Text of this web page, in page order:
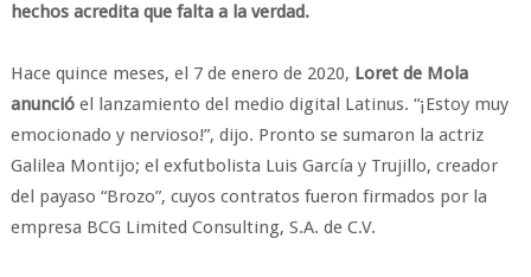
hechos acredita que falta a la verdad.
Hace quince meses, el 7 de enero de 2020, Loret de Mola
anunció el lanzamiento del medio digital Latinus. “¡Estoy muy
emocionado y nervioso!”, dijo. Pronto se sumaron la actriz
Galilea Montijo; el exfutbolista Luis García y Trujillo, creador
del payaso “Brozo”, cuyos contratos fueron firmados por la
empresa BCG Limited Consulting, S.A. de C.V.